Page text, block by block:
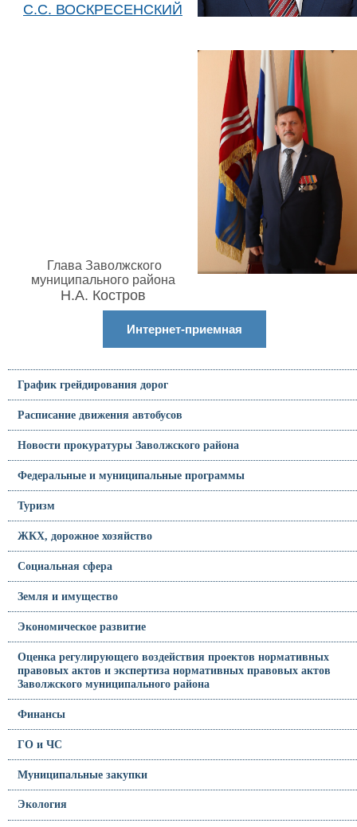
С.С. ВОСКРЕСЕНСКИЙ
Глава Заволжского
муниципального района
Н.А. Костров
Интернет-приемная
График грейдирования дорог
Расписание движения автобусов
Новости прокуратуры Заволжского района
Федеральные и муниципальные программы
Туризм
ЖКХ, дорожное хозяйство
Социальная сфера
Земля и имущество
Экономическое развитие
Оценка регулирующего воздействия проектов нормативных
правовых актов и экспертиза нормативных правовых актов
Заволжского муниципального района
Финансы
ГО и ЧС
Муниципальные закупки
Экология